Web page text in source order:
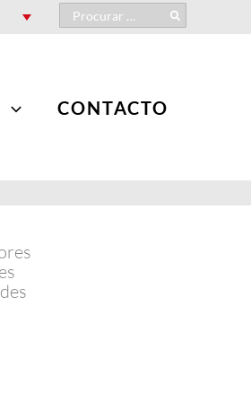
Search
for:
CONTACTO